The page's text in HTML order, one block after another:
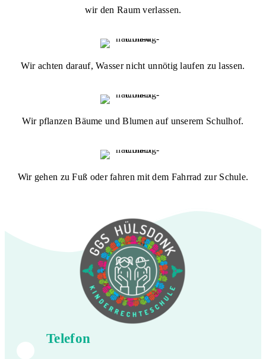
wir den Raum verlassen.
Wir achten darauf, Wasser nicht unnötig laufen zu lassen.
Wir pflanzen Bäume und Blumen auf unserem Schulhof.
Wir gehen zu Fuß oder fahren mit dem Fahrrad zur Schule.
Telefon